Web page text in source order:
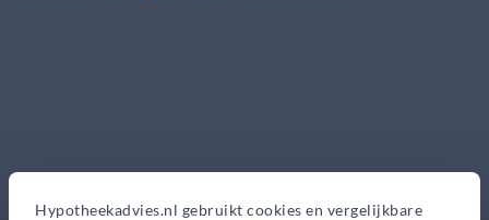
Hypotheekadvies.nl gebruikt cookies en vergelijkbare